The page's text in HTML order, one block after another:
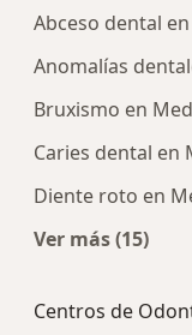
Abceso dental
Anomalías
Bruxismo en
Caries dental en
Diente roto en
Ver más (15)
Centros de